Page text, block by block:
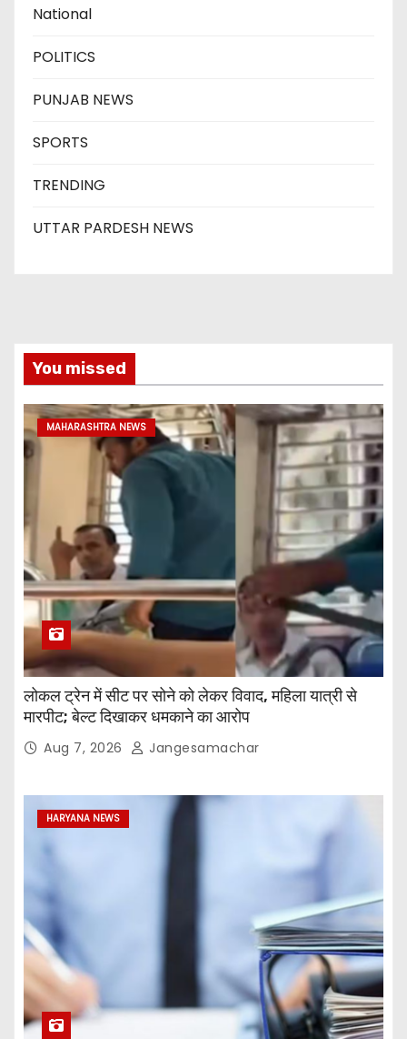
National
POLITICS
PUNJAB NEWS
SPORTS
TRENDING
UTTAR PARDESH NEWS
You missed
MAHARASHTRA NEWS
लोकल ट्रेन में सीट पर सोने को लेकर विवाद, महिला यात्री से
मारपीट; बेल्ट दिखाकर धमकाने का आरोप
Aug 7, 2026 Jangesamachar
HARYANA NEWS